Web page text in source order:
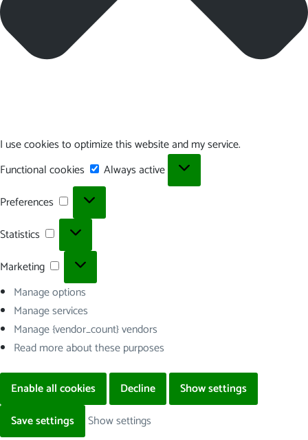
I use cookies to optimize this website and my service.
Functional cookies
Functional
cookies
Always active
Preferences
Preferences
Statistics Statistics
Marketing
Marketing
Manage options
Manage services
Manage {vendor_count} vendors
Read more about these purposes
Enable all cookies Decline
Show settings
Save settings
Show settings